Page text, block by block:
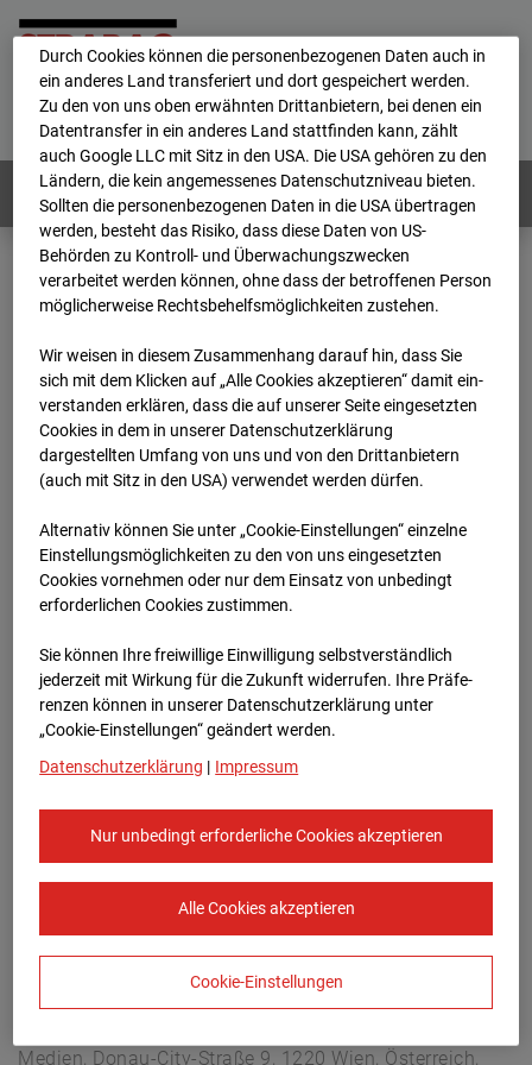
Home E-Mail Impressum
Login
Deutsch / English
Webcams: Alle Länder
Home
Deutschland
BC-176 BV-Ausbau Bonatzbau -Cam5
Archiv
2026
07 08 13:15
BC-176 BV-Ausbau
Bonatzbau -Cam5
Arnulf Klett Platz, 70173 Stuttgart
Zur Übersicht
Europe/Berlin
Medien, Donau-City-Straße 9, 1220 Wien, Österreich,
Durch Cookies können die personenbezogenen Daten auch in
ein anderes Land transferiert und dort gespeichert werden.
Zu den von uns oben erwähnten Drittanbietern, bei denen ein
Datentransfer in ein anderes Land stattfinden kann, zählt
auch Google LLC mit Sitz in den USA. Die USA gehören zu den
Ländern, die kein angemessenes Datenschutzniveau bieten.
Sollten die personenbezogenen Daten in die USA übertragen
werden, besteht das Risiko, dass diese Daten von US-
Behörden zu Kontroll- und Überwachungszwecken
verarbeitet werden können, ohne dass der betroffenen Person
möglicherweise Rechtsbehelfsmöglichkeiten zustehen.
Wir weisen in diesem Zusammenhang darauf hin, dass Sie
sich mit dem Klicken auf „Alle Cookies akzeptieren“ damit ein­
ver­standen erklären, dass die auf unserer Seite eingesetzten
Cookies in dem in unserer Datenschutzerklärung
dargestellten Umfang von uns und von den Drittanbietern
(auch mit Sitz in den USA) verwendet werden dürfen.
Alternativ können Sie unter „Cookie-Einstellungen“ einzelne
Einstellungsmöglichkeiten zu den von uns eingesetzten
Cookies vornehmen oder nur dem Einsatz von unbedingt
erforderlichen Cookies zustimmen.
Sie können Ihre freiwillige Einwilligung selbstverständlich
jederzeit mit Wirkung für die Zukunft widerrufen. Ihre Prä­fe­
renzen können in unserer Datenschutzerklärung unter
„Cookie-Einstellungen“ geändert werden.
Datenschutzerklärung | Impressum
Nur unbedingt erforderliche Cookies akzeptieren
Alle Cookies akzeptieren
Cookie-Einstellungen